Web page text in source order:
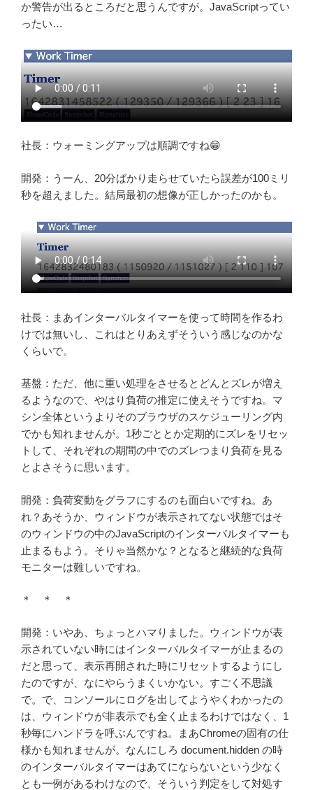
か警告が出るところだと思うんですが。JavaScriptってい
ったい…
社長：ウォーミングアップは順調ですね😁
開発：うーん、20分ばかり走らせていたら誤差が100ミリ
秒を超えました。結局最初の想像が正しかったのかも。
社長：まあインターバルタイマーを使って時間を作るわ
けでは無いし、これはとりあえずそういう感じなのかな
くらいで。
基盤：ただ、他に重い処理をさせるとどんとズレが増え
るようなので、やはり負荷の推定に使えそうですね。マ
シン全体というよりそのブラウザのスケジューリング内
でかも知れませんが。1秒ごととか定期的にズレをリセッ
トして、それぞれの期間の中でのズレつまり負荷を見る
とよさそうに思います。
開発：負荷変動をグラフにするのも面白いですね。あ
れ？あそうか、ウィンドウが表示されてない状態ではそ
のウィンドウの中のJavaScriptのインターバルタイマーも
止まるもよう。そりゃ当然かな？となると継続的な負荷
モニターは難しいですね。
＊ ＊ ＊
開発：いやあ、ちょっとハマりました。ウィンドウが表
示されていない時にはインターバルタイマーが止まるの
だと思って、表示再開された時にリセットするようにし
たのですが、なにやらうまくいかない。すごく不思議
で。で、コンソールにログを出してようやくわかったの
は、ウィンドウが非表示でも全く止まるわけではなく、1
秒毎にハンドラを呼ぶんですね。まあChromeの固有の仕
様かも知れませんが。なんにしろ document.hidden の時
のインターバルタイマーはあてにならないという少なく
とも一例があるわけなので、そういう判定をして対処す